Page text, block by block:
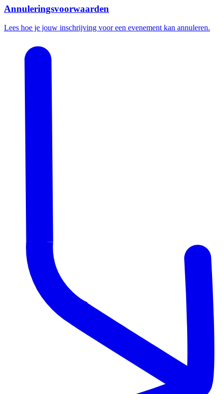
Annuleringsvoorwaarden
Lees hoe je jouw inschrijving voor een evenement kan annuleren.